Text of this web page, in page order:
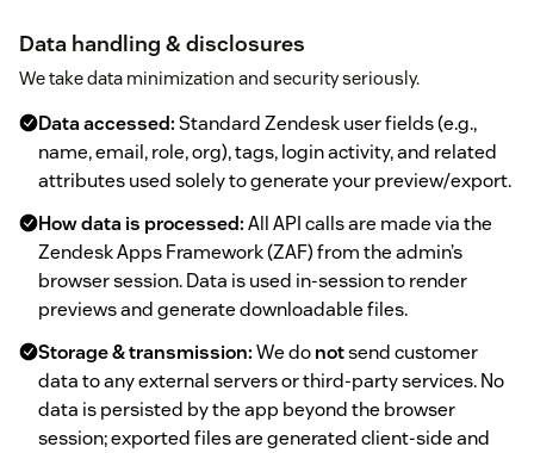
Data handling & disclosures
We take data minimization and security seriously.
Data accessed:Standard Zendesk user fields (e.g.,
name, email, role, org), tags, login activity, and related
attributes used solely to generate your preview/export.
How data is processed:All API calls are made via the
Zendesk Apps Framework (ZAF) from the admin’s
browser session. Data is used in-session to render
previews and generate downloadable files.
Storage & transmission:We donotsend customer
data to any external servers or third-party services. No
data is persisted by the app beyond the browser
session; exported files are generated client-side and